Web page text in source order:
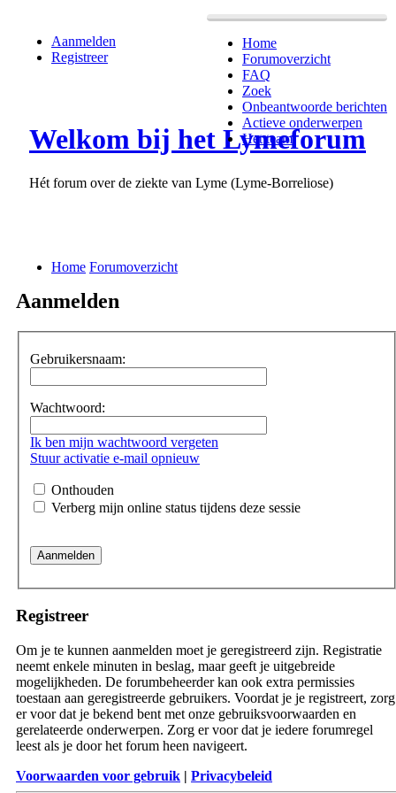
Home
Forumoverzicht
FAQ
Zoek
Onbeantwoorde berichten
Actieve onderwerpen
Het team
Aanmelden
Registreer
Welkom bij het Lymeforum
Hét forum over de ziekte van Lyme (Lyme-Borreliose)
Home Forumoverzicht
Aanmelden
Gebruikersnaam:
Wachtwoord:
Ik ben mijn wachtwoord vergeten
Stuur activatie e-mail opnieuw
Onthouden
Verberg mijn online status tijdens deze sessie
Registreer
Om je te kunnen aanmelden moet je geregistreerd zijn. Registratie
neemt enkele minuten in beslag, maar geeft je uitgebreide
mogelijkheden. De forumbeheerder kan ook extra permissies
toestaan aan geregistreerde gebruikers. Voordat je je registreert, zorg
er voor dat je bekend bent met onze gebruiksvoorwaarden en
gerelateerde onderwerpen. Zorg er voor dat je iedere forumregel
leest als je door het forum heen navigeert.
Voorwaarden voor gebruik | Privacybeleid